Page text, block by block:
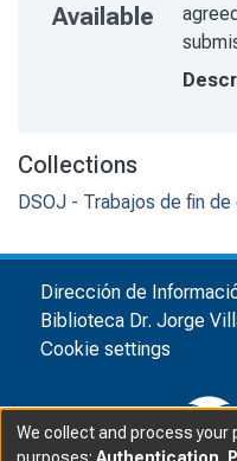
Available
Collections
DSOJ - Trabajos de fin de
Dirección de
Biblioteca Dr. Jorge
Cookie settings
We collect and process